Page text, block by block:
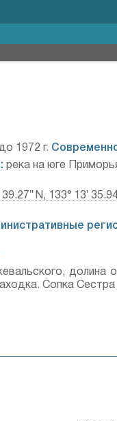
1972 г.
река на юге
39.27″ N, 133° 13′
долина
Сопка